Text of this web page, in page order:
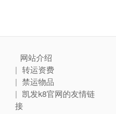
网站介绍
转运资费
禁运物品
凯发k8官网的友情链
接